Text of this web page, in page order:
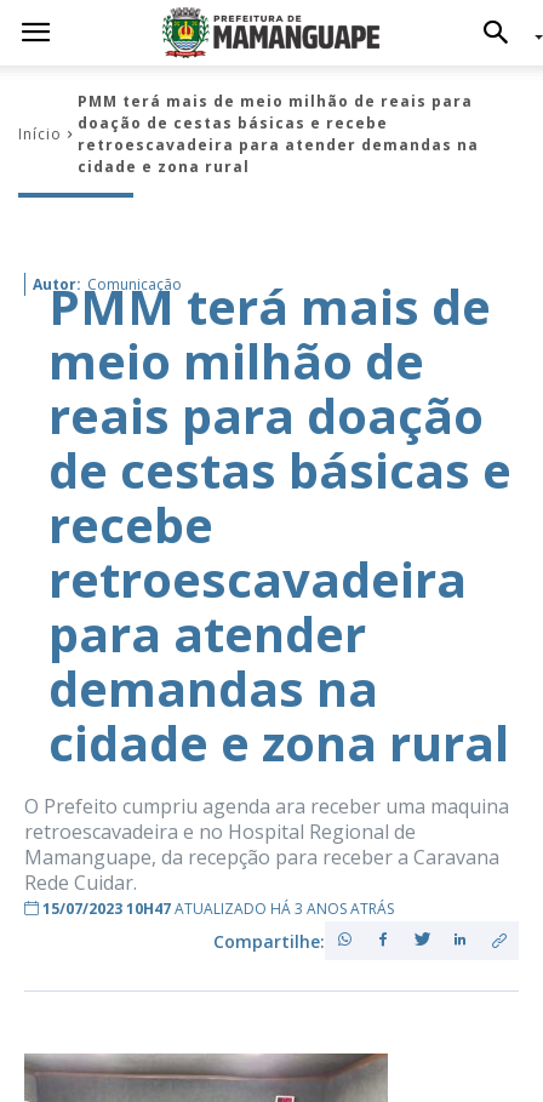
Início
PMM terá mais de meio milhão de reais para
doação de cestas básicas e recebe
retroescavadeira para atender demandas na
cidade e zona rural
Autor: Comunicação
PMM terá mais de
meio milhão de
reais para doação
de cestas básicas e
recebe
retroescavadeira
para atender
demandas na
cidade e zona rural
O Prefeito cumpriu agenda ara receber uma maquina
retroescavadeira e no Hospital Regional de
Mamanguape, da recepção para receber a Caravana
Rede Cuidar.
15/07/2023 10H47ATUALIZADO HÁ 3 ANOS ATRÁS
Compartilhe: